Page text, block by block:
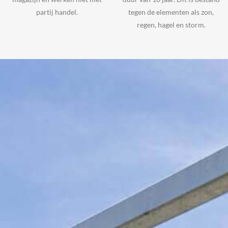
partij handel.
tegen de elementen als zon,
regen, hagel en storm.